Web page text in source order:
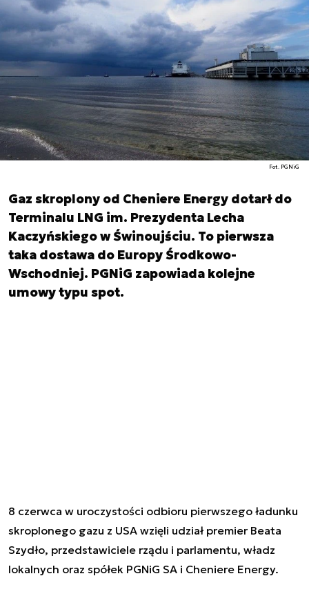
Fot. PGNiG
Gaz skroplony od Cheniere Energy dotarł do
Terminalu LNG im. Prezydenta Lecha
Kaczyńskiego w Świnoujściu. To pierwsza
taka dostawa do Europy Środkowo-
Wschodniej. PGNiG zapowiada kolejne
umowy typu spot.
8 czerwca w uroczystości odbioru pierwszego ładunku
skroplonego gazu z USA wzięli udział premier Beata
Szydło, przedstawiciele rządu i parlamentu, władz
lokalnych oraz spółek PGNiG SA i Cheniere Energy.